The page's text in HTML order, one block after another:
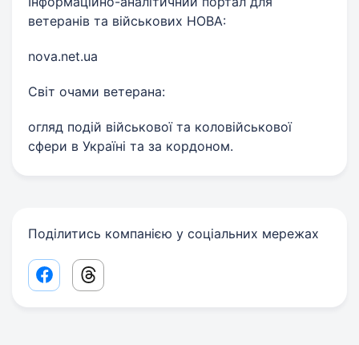
ветеранів та військових НОВА:
nova.net.ua
Світ очами ветерана:
огляд подій військової та коловійськової
сфери в Україні та за кордоном.
Поділитись компанією у соціальних мережах
Facebook share link
Threads share link